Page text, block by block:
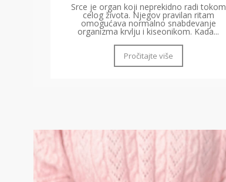
Srce je organ koji neprekidno radi tokom
celog života. Njegov pravilan ritam
omogućava normalno snabdevanje
organizma krvlju i kiseonikom. Kada...
Pročitajte više